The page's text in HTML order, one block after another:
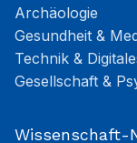
Archäologie
Gesundheit &
Technik &
Gesellschaft &
Wissenschaft-